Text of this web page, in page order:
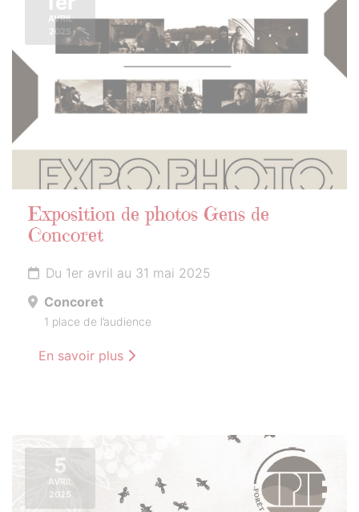
AVRIL
2025
Exposition de photos Gens de
Concoret
Du 1er avril au 31 mai 2025
Concoret
1 place de l’audience
En savoir plus
5
AVRIL
2025